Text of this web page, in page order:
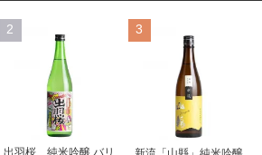
2
出羽桜 純米吟醸 バリ
3